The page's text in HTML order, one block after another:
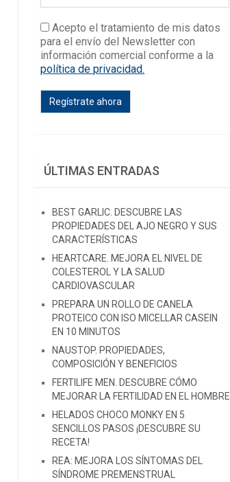
Acepto el tratamiento de mis datos
para el envío del Newsletter con
información comercial conforme a la
política de privacidad.
ÚLTIMAS ENTRADAS
BEST GARLIC. DESCUBRE LAS
PROPIEDADES DEL AJO NEGRO Y SUS
CARACTERÍSTICAS
HEARTCARE. MEJORA EL NIVEL DE
COLESTEROL Y LA SALUD
CARDIOVASCULAR
PREPARA UN ROLLO DE CANELA
PROTEICO CON ISO MICELLAR CASEIN
EN 10 MINUTOS
NAUSTOP. PROPIEDADES,
COMPOSICIÓN Y BENEFICIOS
FERTILIFE MEN. DESCUBRE CÓMO
MEJORAR LA FERTILIDAD EN EL HOMBRE
HELADOS CHOCO MONKY EN 5
SENCILLOS PASOS ¡DESCUBRE SU
RECETA!
REA: MEJORA LOS SÍNTOMAS DEL
SÍNDROME PREMENSTRUAL